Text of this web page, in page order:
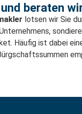
beraten
lotsen wir Sie
Häufig ist dabei